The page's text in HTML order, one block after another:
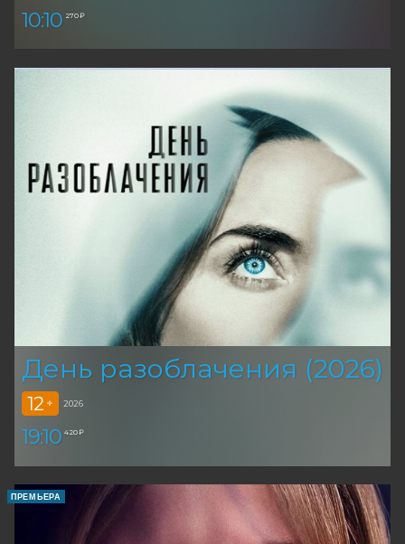
10:10 270 ₽
День разоблачения (2026)
12 + 2026
19:10 420 ₽
ПРЕМЬЕРА